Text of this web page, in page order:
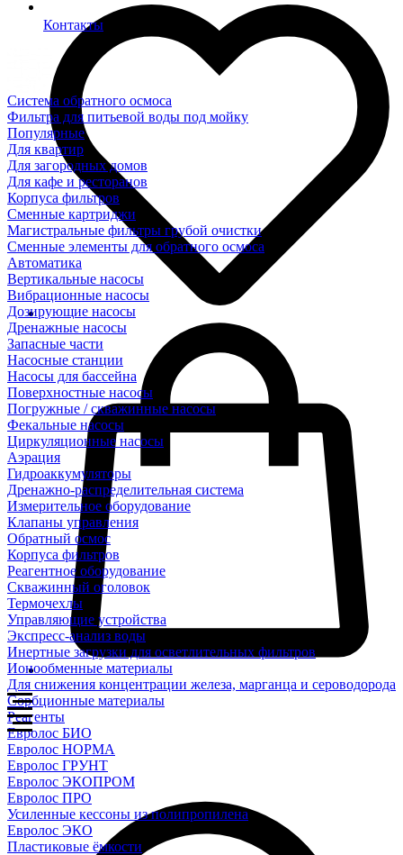
Контакты
Система обратного осмоса
Фильтра для питьевой воды под мойку
Популярные
Для квартир
Для загородных домов
Для кафе и ресторанов
Корпуса фильтров
Сменные картриджи
Магистральные фильтры грубой очистки
Сменные элементы для обратного осмоса
Автоматика
Вертикальные насосы
Вибрационные насосы
Дозирующие насосы
Дренажные насосы
Запасные части
Насосные станции
Насосы для бассейна
Поверхностные насосы
Погружные / скважинные насосы
Фекальные насосы
Циркуляционные насосы
Аэрация
Гидроаккумуляторы
Дренажно-распределительная система
Измерительное оборудование
Клапаны управления
Обратный осмос
Корпуса фильтров
Реагентное оборудование
Скважинный оголовок
Термочехлы
Управляющие устройства
Экспресс-анализ воды
Инертные загрузки для осветлительных фильтров
Ионообменные материалы
Для снижения концентрации железа, марганца и сероводорода
Сорбционные материалы
Реагенты
Евролос БИО
Евролос НОРМА
Евролос ГРУНТ
Евролос ЭКОПРОМ
Евролос ПРО
Усиленные кессоны из полипропилена
Евролос ЭКО
Пластиковые ёмкости